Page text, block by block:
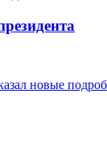
новые